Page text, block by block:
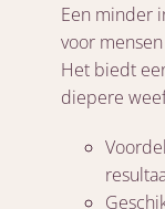
Een minder
voor
Het biedt
diepere